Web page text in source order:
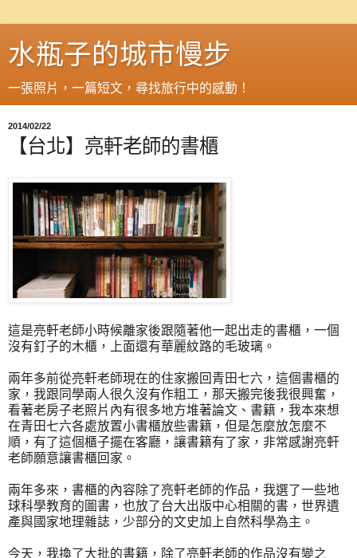
水瓶子的城市慢步
一張照片，一篇短文，尋找旅行中的感動！
2014/02/22
【台北】亮軒老師的書櫃
這是亮軒老師小時候離家後跟隨著他一起出走的書櫃，一個
沒有釘子的木櫃，上面還有華麗紋路的毛玻璃。
兩年多前從亮軒老師現在的住家搬回青田七六，這個書櫃的
家，我跟同學兩人很久沒有作粗工，那天搬完後我很興奮，
看著老房子老照片內有很多地方堆著論文、書籍，我本來想
在青田七六各處放置小書櫃放些書籍，但是怎麼放怎麼不
順，有了這個櫃子擺在客廳，讓書籍有了家，非常感謝亮軒
老師願意讓書櫃回家。
兩年多來，書櫃的內容除了亮軒老師的作品，我選了一些地
球科學教育的圖書，也放了台大出版中心相關的書，世界遺
產與國家地理雜誌，少部分的文史加上自然科學為主。
今天，我換了大批的書籍，除了亮軒老師的作品沒有變之